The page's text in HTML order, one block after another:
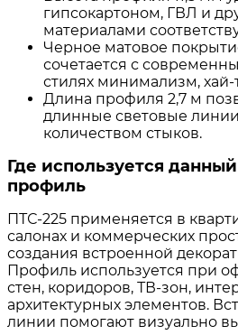
гипсокартоном, ГВЛ и
материалами
Черное матовое
сочетается с
стилях минимализм, хай-
Длина профиля 2,7 м
длинные световые
количеством стыков.
Где используется
профиль
ПТС-225 применяется в
салонах и коммерческих
создания встроенной
Профиль используется при
стен, коридоров, ТВ-зон,
архитектурных элементов.
линии помогают визуально